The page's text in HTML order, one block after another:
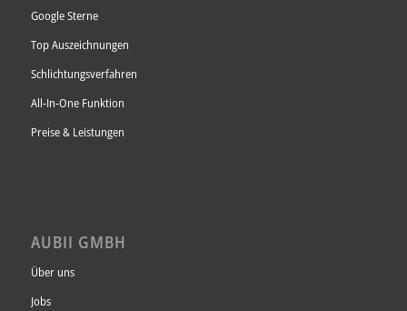
(https://www.ausgezeichnet.org/)
– Datenschutzerklärung: [Datenschutz bei
ausgezeichnet.org]
(https://www.ausgezeichnet.org/datenschutz/)
Google Sterne
Top Auszeichnungen
Schlichtungsverfahren
All-In-One Funktion
Preise & Leistungen
AUBII GMBH
Über uns
Jobs